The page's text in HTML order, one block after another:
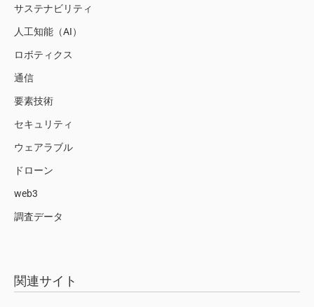
サステナビリティ
人工知能（AI）
ロボティクス
通信
要素技術
セキュリティ
ウェアラブル
ドローン
web3
調査データ
関連サイト